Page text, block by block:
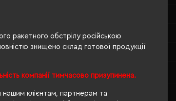
ракетного обстрілу російською
знищено склад готової продукції
компанії тимчасово призупинена.
клієнтам, партнерам та
фліс
180 г/м²